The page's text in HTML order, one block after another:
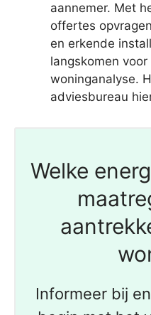
aannemer. Met
offertes
en erkende
langskomen
woninganalyse.
adviesbureau
Welke
Informeer bij